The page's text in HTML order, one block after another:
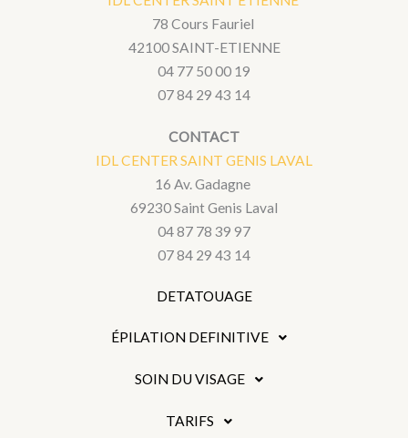
78 Cours Fauriel
42100 SAINT-ETIENNE
04 77 50 00 19
07 84 29 43 14
CONTACT
IDL CENTER SAINT GENIS LAVAL
16 Av. Gadagne
69230 Saint Genis Laval
04 87 78 39 97
07 84 29 43 14
DETATOUAGE
ÉPILATION DEFINITIVE
SOIN DU VISAGE
TARIFS